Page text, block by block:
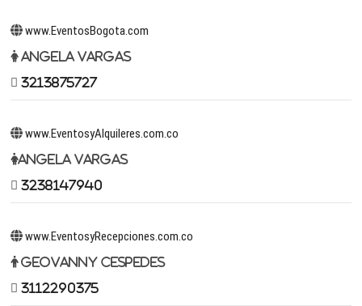
www.EventosBogota.com
Angela Vargas
3213875727
www.EventosyAlquileres.com.co
Angela Vargas
3238147940
www.EventosyRecepciones.com.co
Geovanny Cespedes
3112290375